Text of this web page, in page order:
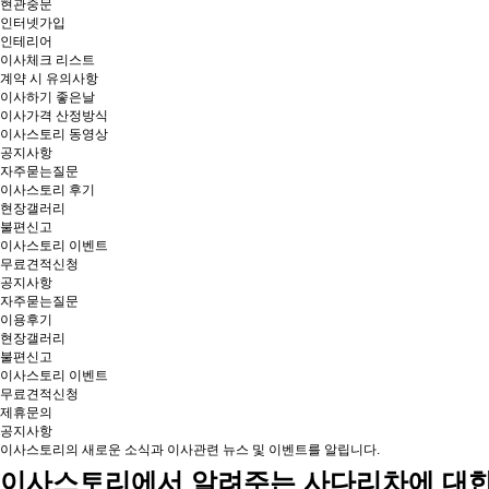
현관중문
인터넷가입
인테리어
이사체크 리스트
계약 시 유의사항
이사하기 좋은날
이사가격 산정방식
이사스토리 동영상
공지사항
자주묻는질문
이사스토리 후기
현장갤러리
불편신고
이사스토리 이벤트
무료견적신청
공지사항
자주묻는질문
이용후기
현장갤러리
불편신고
이사스토리 이벤트
무료견적신청
제휴문의
공지사항
이사스토리의 새로운 소식과 이사관련 뉴스 및 이벤트를 알립니다.
이사스토리에서 알려주는 사다리차에 대